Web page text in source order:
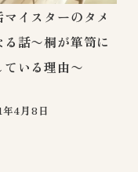
マイスターのタメ
る話〜桐が箪笥に
ている理由〜
4月8日